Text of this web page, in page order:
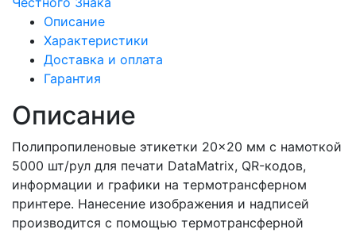
Описание
Характеристики
Доставка и оплата
Гарантия
Описание
Полипропиленовые этикетки 20×20 мм с намоткой
5000 шт/рул для печати DataMatrix, QR-кодов,
информации и графики на термотрансферном
принтере. Нанесение изображения и надписей
производится с помощью термотрансферной